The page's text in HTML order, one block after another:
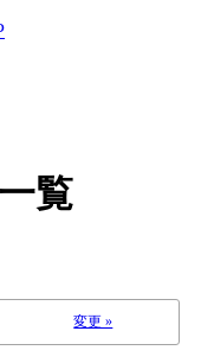
覧
変更 »